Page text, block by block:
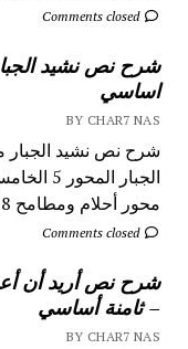
Comments closed
شرح نص نشيد
اساسي
BY CHAR7 NAS
شرح نص نشيد الجبار
الجبار
محور أحلام ومطامح 8 اساسي - ...
Comments closed
شرح نص أريد أن
– ثامنة أساسي
BY CHAR7 NAS